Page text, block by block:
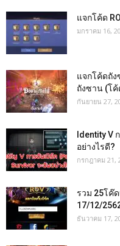
แจกโค้ด
มกราคม 16,
แจกโค้ดถั
ถังซาน (โค้
กันยายน 27,
Identity V
อย่างไรดี?
กรกฎาคม 21,
รวม 25โค๊ด
17/12/
ธันวาคม 17,